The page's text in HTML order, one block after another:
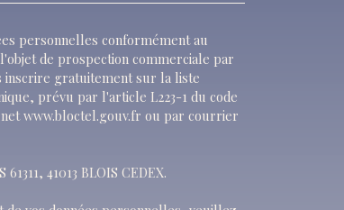
personnelles conformément au
de prospection commerciale par
inscrire gratuitement sur la liste
prévu par l'article L223-1 du code
www.bloctel.gouv.fr ou par courrier
41013 BLOIS CEDEX.